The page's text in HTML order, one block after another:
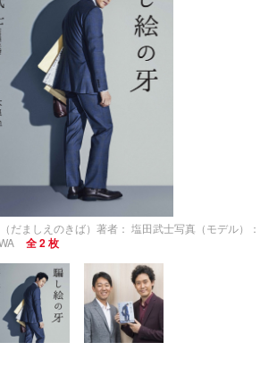
だましえのきば）著者： 塩田武士写真（モデル）：
全 2 枚